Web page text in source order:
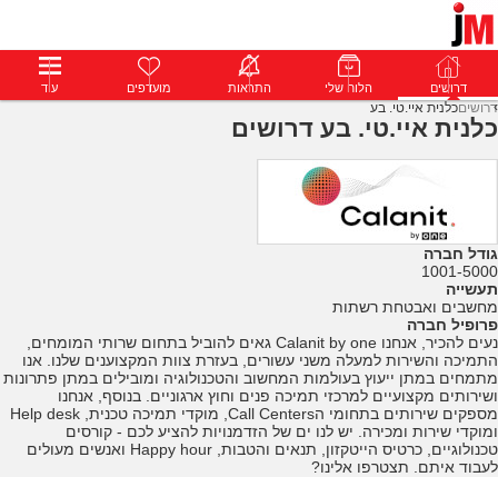
דרושים פרופילים הודעות פרימיום דרושים הלוח שלי התראות מועדפים עוד
דרושיםכלנית איי.טי. בע
כלנית איי.טי. בע דרושים
גודל חברה
1001-5000
תעשייה
מחשבים ואבטחת רשתות
פרופיל חברה
נעים להכיר, אנחנו Calanit by one גאים להוביל בתחום שרותי המומחים,
התמיכה והשירות למעלה משני עשורים, בעזרת צוות המקצוענים שלנו. אנו
מתמחים במתן ייעוץ בעולמות המחשוב והטכנולוגיה ומובילים במתן פתרונות
ושירותים מקצועיים למרכזי תמיכה פנים וחוץ ארגוניים. בנוסף, אנחנו
מספקים שירותים בתחומי הCall Centers, מוקדי תמיכה טכנית, Help desk
ומוקדי שירות ומכירה. יש לנו ים של הזדמנויות להציע לכם - קורסים
טכנולוגיים, כרטיס הייטקזון, תנאים והטבות, Happy hour ואנשים מעולים
לעבוד איתם. תצטרפו אלינו?